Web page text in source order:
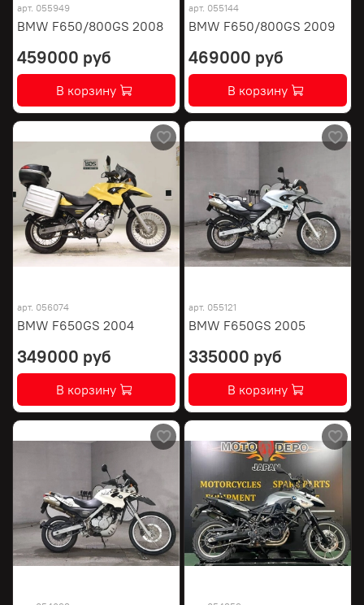
арт. 055949
BMW F650/800GS 2008
459000 руб
В корзину
арт. 055144
BMW F650/800GS 2009
469000 руб
В корзину
арт. 056074
BMW F650GS 2004
349000 руб
В корзину
арт. 055121
BMW F650GS 2005
335000 руб
В корзину